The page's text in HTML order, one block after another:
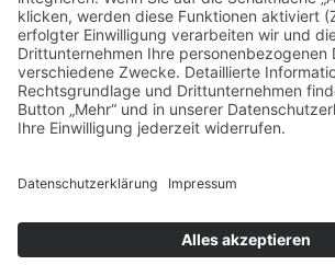
paypal@heilbronner-tierschutz.de
© 2021Systemhaus JOAM